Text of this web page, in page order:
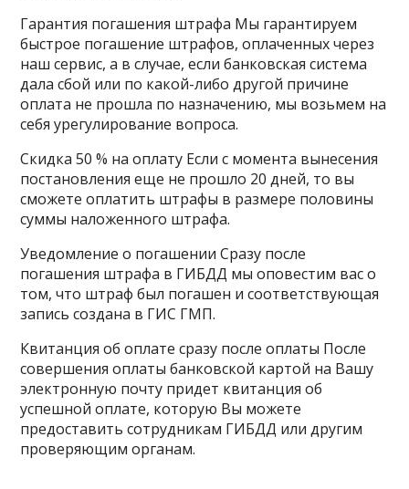
Гарантия погашения штрафа Мы гарантируем
быстрое погашение штрафов, оплаченных через
наш сервис, а в случае, если банковская система
дала сбой или по какой-либо другой причине
оплата не прошла по назначению, мы возьмем на
себя урегулирование вопроса.
Скидка 50 % на оплату Если с момента вынесения
постановления еще не прошло 20 дней, то вы
сможете оплатить штрафы в размере половины
суммы наложенного штрафа.
Уведомление о погашении Сразу после
погашения штрафа в ГИБДД мы оповестим вас о
том, что штраф был погашен и соответствующая
запись создана в ГИС ГМП.
Квитанция об оплате сразу после оплаты После
совершения оплаты банковской картой на Вашу
электронную почту придет квитанция об
успешной оплате, которую Вы можете
предоставить сотрудникам ГИБДД или другим
проверяющим органам.